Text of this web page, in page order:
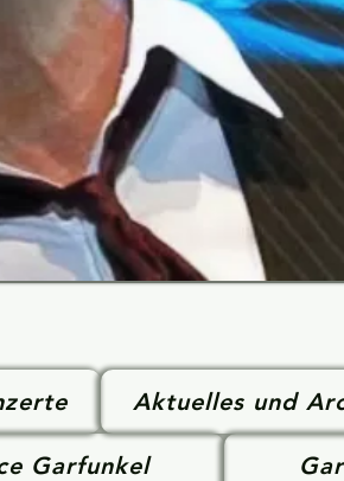
Aktuelles und
Garfunkel